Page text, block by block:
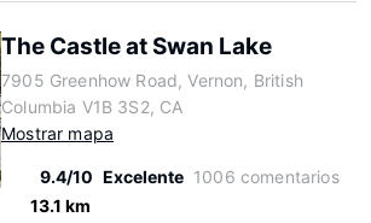
The Castle at Swan Lake
7905 Greenhow Road, Vernon, British
Columbia V1B 3S2, CA
Mostrar mapa
9.4/10 Excelente 1006 comentarios
13.1 km